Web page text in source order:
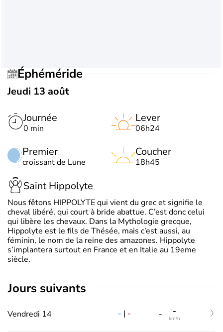
Éphéméride
Jeudi 13 août
Journée
0 min
Premier
croissant de Lune
Lever
06h24
Coucher
18h45
Saint Hippolyte
Nous fêtons HIPPOLYTE qui vient du grec et signifie le
cheval libéré, qui court à bride abattue. C’est donc celui
qui libère les chevaux. Dans la Mythologie grecque,
Hippolyte est le fils de Thésée, mais c’est aussi, au
féminin, le nom de la reine des amazones. Hippolyte
s’implantera surtout en France et en Italie au 19eme
siècle.
jours suivants
Vendredi 14 - | - - -
km/h